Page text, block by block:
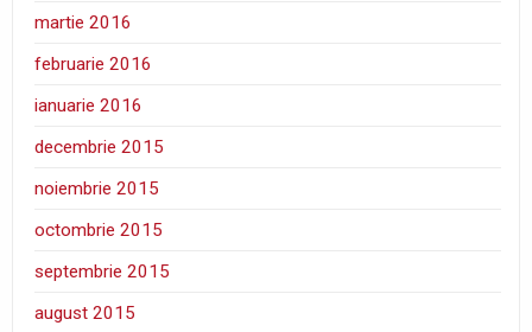
martie 2016
februarie 2016
ianuarie 2016
decembrie 2015
noiembrie 2015
octombrie 2015
septembrie 2015
august 2015